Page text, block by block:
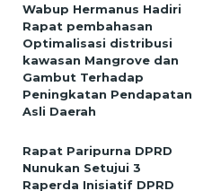
Wabup Hermanus Hadiri
Rapat pembahasan
Optimalisasi distribusi
kawasan Mangrove dan
Gambut Terhadap
Peningkatan Pendapatan
Asli Daerah
Rapat Paripurna DPRD
Nunukan Setujui 3
Raperda Inisiatif DPRD